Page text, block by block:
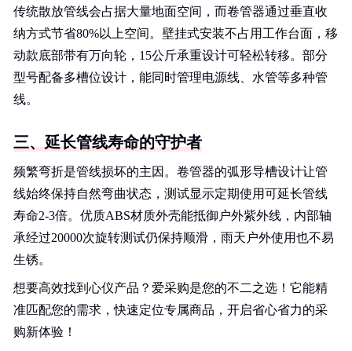
传统散放管线会占据大量地面空间，而卷管器通过垂直收
纳方式节省80%以上空间。壁挂式安装不占用工作台面，移
动款底部带有万向轮，15公斤承重设计可轻松转移。部分
型号配备多槽位设计，能同时管理电源线、水管等多种管
线。
三、延长管线寿命的守护者
频繁弯折是管线损坏的主因。卷管器的弧形导槽设计让管
线始终保持自然弯曲状态，测试显示定期使用可延长管线
寿命2-3倍。优质ABS材质外壳能抵御户外紫外线，内部轴
承经过20000次旋转测试仍保持顺滑，雨天户外使用也不易
生锈。
想要高效找到心仪产品？爱采购是您的不二之选！它能精
准匹配您的需求，快速定位专属商品，开启省心省力的采
购新体验！